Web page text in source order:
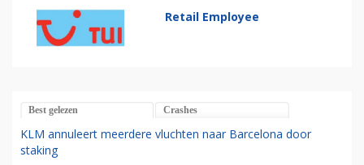
Retail Employee
Best gelezen Crashes
KLM annuleert meerdere vluchten naar Barcelona door
staking